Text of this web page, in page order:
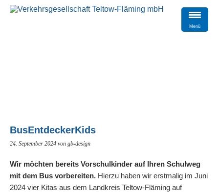
BusEntdeckerKids
24. September 2024 von gb-design
Wir möchten bereits Vorschulkinder auf Ihren Schulweg
mit dem Bus vorbereiten. Hierzu haben wir erstmalig im Juni
2024 vier Kitas aus dem Landkreis Teltow-Fläming auf
Menü